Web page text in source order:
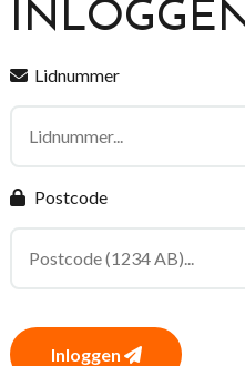
Lidnummer
Postcode
Inloggen